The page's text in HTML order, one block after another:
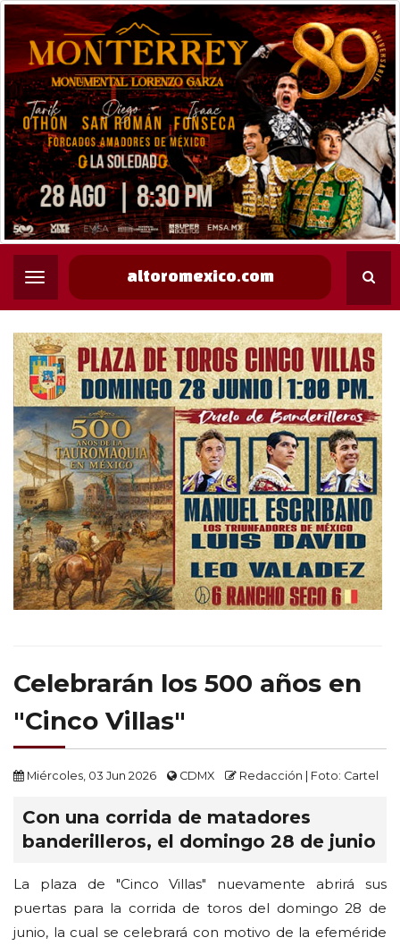
altoromexico.com
Celebrarán los 500 años en
"Cinco Villas"
Miércoles, 03 Jun 2026 CDMX Redacción | Foto: Cartel
Con una corrida de matadores
banderilleros, el domingo 28 de junio
La plaza de "Cinco Villas" nuevamente abrirá sus
puertas para la corrida de toros del domingo 28 de
junio, la cual se celebrará con motivo de la efeméride